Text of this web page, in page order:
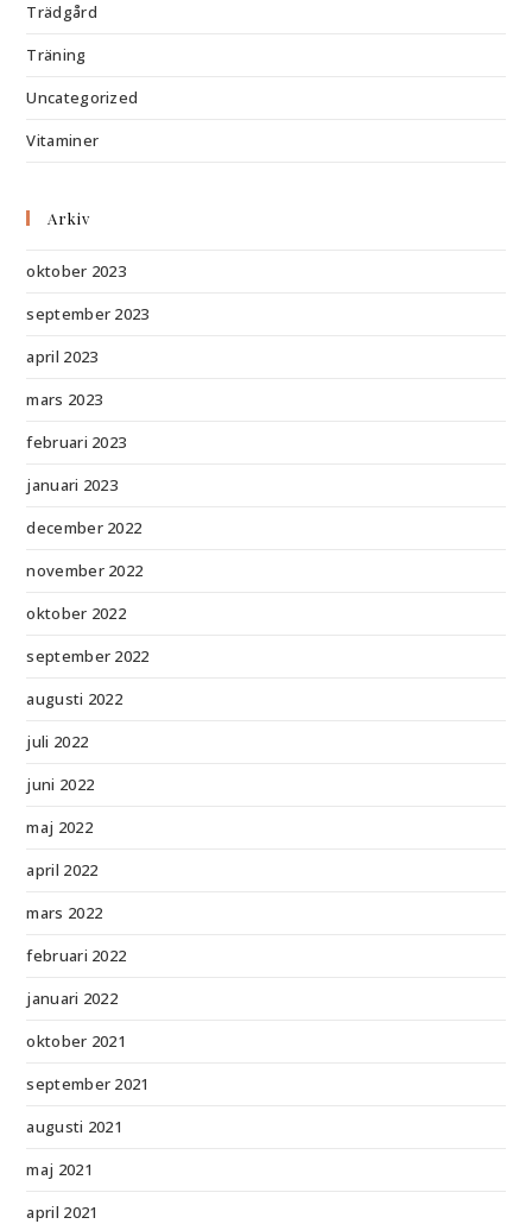
Trädgård
Träning
Uncategorized
Vitaminer
Arkiv
oktober 2023
september 2023
april 2023
mars 2023
februari 2023
januari 2023
december 2022
november 2022
oktober 2022
september 2022
augusti 2022
juli 2022
juni 2022
maj 2022
april 2022
mars 2022
februari 2022
januari 2022
oktober 2021
september 2021
augusti 2021
maj 2021
april 2021